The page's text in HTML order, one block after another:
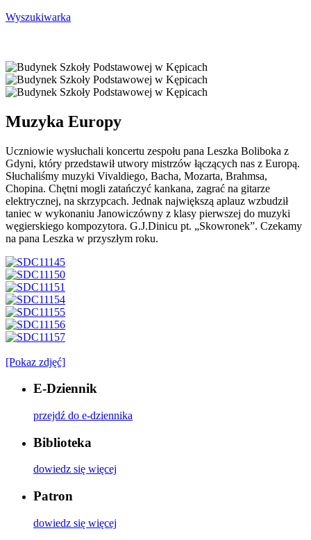
Wyszukiwarka
Muzyka Europy
Uczniowie wysłuchali koncertu zespołu pana Leszka Boliboka z
Gdyni, który przedstawił utwory mistrzów łączących nas z Europą.
Słuchaliśmy muzyki Vivaldiego, Bacha, Mozarta, Brahmsa,
Chopina. Chętni mogli zatańczyć kankana, zagrać na gitarze
elektrycznej, na skrzypcach. Jednak największą aplauz wzbudził
taniec w wykonaniu Janowiczówny z klasy pierwszej do muzyki
węgierskiego kompozytora. G.J.Dinicu pt. „Skowronek”. Czekamy
na pana Leszka w przyszłym roku.
[Pokaz zdjęć]
E-Dziennik
przejdź do e-dziennika
Biblioteka
dowiedz się więcej
Patron
dowiedz się więcej